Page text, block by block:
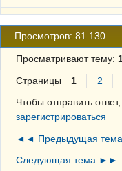
Просмотров: 81 130
Просматривают тему:
Страницы 1 2
Чтобы отправить
зарегистрироваться
◄◄ Предыдущая тема
Следующая тема ►►